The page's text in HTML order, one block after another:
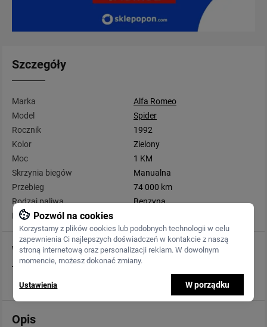
Szczegóły
Marka
Alfa Romeo
Model
Spider
Rocznik
1992
Kolor
Zielony
Moc
1 KM
Skrzynia biegów
Manualna
Przebieg
74 000 km
Rodzaj paliwa
Benzyna
Pojemność
Wyposażenie
Opis
Pozwól na cookies
Korzystamy z plików cookies lub podobnych technologii w celu
zapewnienia Ci najlepszych doświadczeń w kontakcie z naszą
stroną internetową oraz personalizacji reklam. W dowolnym
momencie, możesz dokonać zmiany.
Ustawienia W porządku